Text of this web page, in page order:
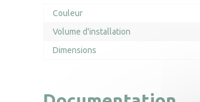
Couleur
Volume d'installation
Dimensions